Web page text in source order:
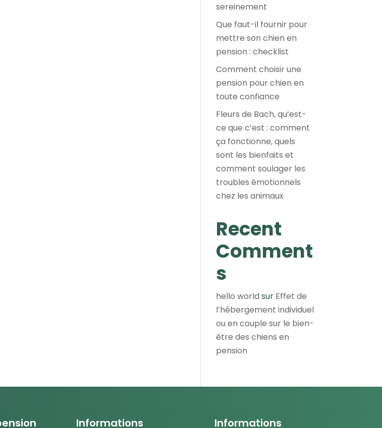
sereinement
Que faut-il fournir pour
mettre son chien en
pension : checklist
Comment choisir une
pension pour chien en
toute confiance
Fleurs de Bach, qu’est-
ce que c’est : comment
ça fonctionne, quels
sont les bienfaits et
comment soulager les
troubles émotionnels
chez les animaux
Recent
Comment
s
hello world sur Effet de
l’hébergement individuel
ou en couple sur le bien-
être des chiens en
pension
Informations Informations